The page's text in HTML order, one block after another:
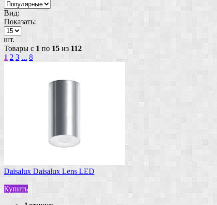
Вид:
Показать:
шт.
Товары с 1 по 15 из 112
1 2 3 ... 8
Daisalux Daisalux Lens LED
Купить